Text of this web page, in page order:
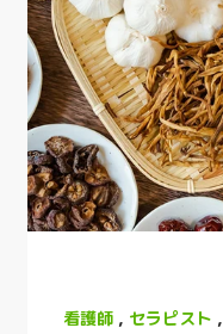
看護師 , セラピスト ,